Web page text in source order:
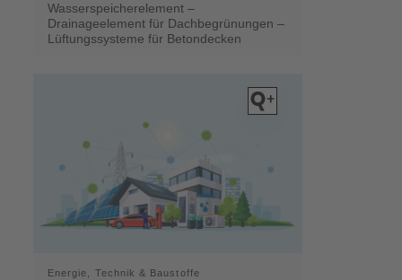
Wasserspeicherelement –
Drainageelement für Dachbegrünungen –
Lüftungssysteme für Betondecken
Energie, Technik & Baustoffe